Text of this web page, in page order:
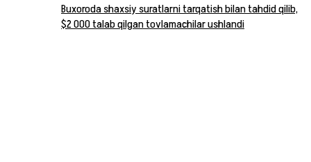
Buxoroda shaxsiy suratlarni tarqatish bilan tahdid qilib,
$2 000 talab qilgan tovlamachilar ushlandi